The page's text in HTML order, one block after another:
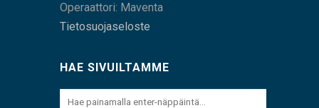
Operaattori: Maventa
Tietosuojaseloste
HAE SIVUILTAMME